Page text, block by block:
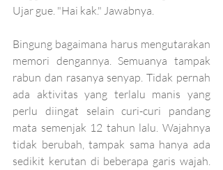
Ujar gue. "Hai kak." Jawabnya.
Bingung bagaimana harus mengutarakan
memori dengannya. Semuanya tampak
rabun dan rasanya senyap. Tidak pernah
ada aktivitas yang terlalu manis yang
perlu diingat selain curi-curi pandang
mata semenjak 12 tahun lalu. Wajahnya
tidak berubah, tampak sama hanya ada
sedikit kerutan di beberapa garis wajah.